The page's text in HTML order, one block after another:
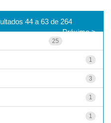
44 a 63 de 264
Próximo >
25
1
3
1
1